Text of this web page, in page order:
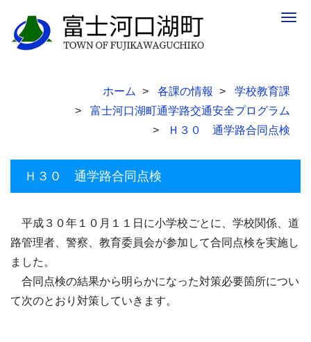
ホーム 各課の情報
学校教育課
富士河口湖町通学路交通安全プログラム
Ｈ３０ 通学路合同点検
Ｈ３０ 通学路合同点検
平成３０年１０月１１日に小学校ごとに、学校関係、道
路管理者、警察、教育委員会が参加して合同点検を実施し
ました。
合同点検の結果から明らかになった対策必要箇所につい
て次のとおり対策していきます。